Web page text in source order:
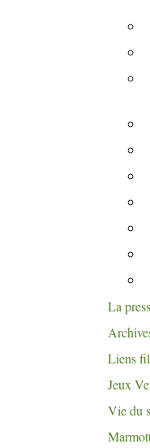
La
Liens
Jeux
Vie du